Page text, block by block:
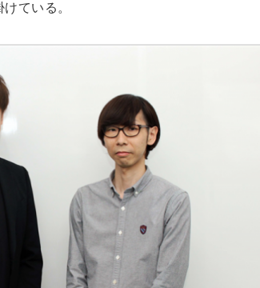
ている。